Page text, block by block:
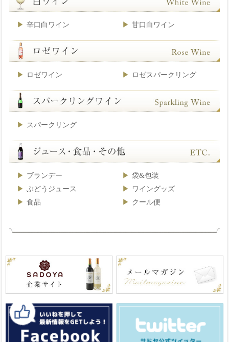
辛口白ワイン 甘口白ワイン
ロゼワイン ロゼスパークリング
スパークリング
ブランデー
袋&包装
ぶどうジュース
ワイングッズ
食品
クール便